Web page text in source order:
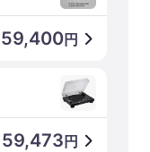
59,400円
59,473 円